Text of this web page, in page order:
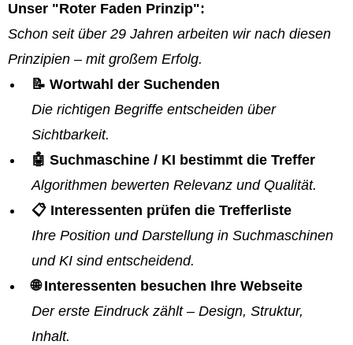
Unser "Roter Faden Prinzip":
Schon seit über 29 Jahren arbeiten wir nach diesen
Prinzipien – mit großem Erfolg.
📝 Wortwahl der Suchenden
Die richtigen Begriffe entscheiden über
Sichtbarkeit.
🤖 Suchmaschine / KI bestimmt die Treffer
Algorithmen bewerten Relevanz und Qualität.
📋 Interessenten prüfen die Trefferliste
Ihre Position und Darstellung in Suchmaschinen
und KI sind entscheidend.
🌐 Interessenten besuchen Ihre Webseite
Der erste Eindruck zählt – Design, Struktur,
Inhalt.